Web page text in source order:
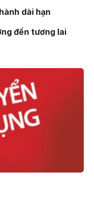
dài hạn
đến tương lai